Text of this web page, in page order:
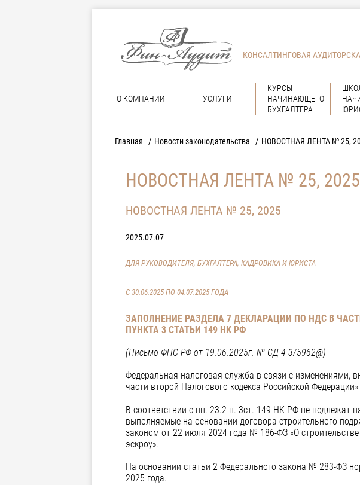
КОНСАЛТИНГОВАЯ
О КОМПАНИИ УСЛУГИ
КУРСЫ
НАЧИНАЮЩЕГО
БУХГАЛТЕРА
Главная Новости законодательства НОВОСТНАЯ ЛЕНТА № 25,
НОВОСТНАЯ ЛЕНТА № 25, 2025
НОВОСТНАЯ ЛЕНТА № 25, 2025
2025.07.07
ДЛЯ РУКОВОДИТЕЛЯ, БУХГАЛТЕРА, КАДРОВИКА И ЮРИСТА
С 30.06.2025 ПО 04.07.2025 ГОДА
ЗАПОЛНЕНИЕ РАЗДЕЛА 7 ДЕКЛАРАЦИИ ПО НДС В
ПУНКТА 3 СТАТЬИ 149 НК РФ
(Письмо ФНС РФ от 19.06.2025г. № СД-4-3/5962@)
Федеральная налоговая служба в связи с изменениями,
части второй Налогового кодекса Российской
В соответствии с пп. 23.2 п. 3ст. 149 НК РФ не подлежат
выполняемые на основании договора строительного
законом от 22 июля 2024 года № 186-ФЗ «О
эскроу».
На основании статьи 2 Федерального закона № 283-ФЗ
2025 года.